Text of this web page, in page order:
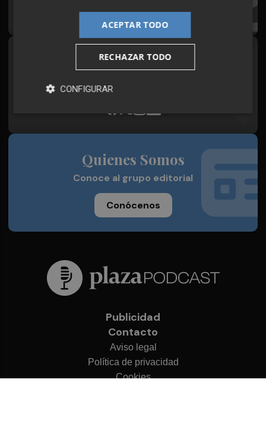
¡Quiero suscribirme!
Síguenos en redes
Quienes Somos
Conoce al grupo editorial
Conócenos
Publicidad
Contacto
Aviso legal
Política de privacidad
Cookies
ACEPTAR TODO
RECHAZAR TODO
CONFIGURAR